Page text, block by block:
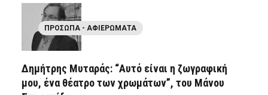
ΠΡΌΣΩΠΑ - ΑΦΙΕΡΏΜΑΤΑ
Δημήτρης Μυταράς: “Αυτό είναι η ζωγραφική
μου, ένα θέατρο των χρωμάτων”, του Μάνου